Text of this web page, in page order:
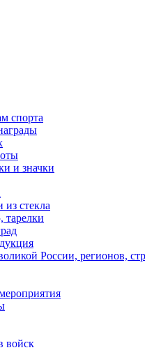
спорта
и значки
стекла
тарелки
России, регионов,
войск